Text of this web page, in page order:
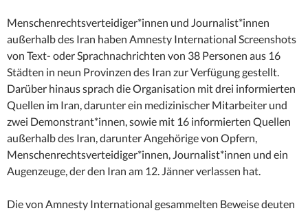
Menschenrechtsverteidiger*innen und Journalist*innen
außerhalb des Iran haben Amnesty International Screenshots
von Text- oder Sprachnachrichten von 38 Personen aus 16
Städten in neun Provinzen des Iran zur Verfügung gestellt.
Darüber hinaus sprach die Organisation mit drei informierten
Quellen im Iran, darunter ein medizinischer Mitarbeiter und
zwei Demonstrant*innen, sowie mit 16 informierten Quellen
außerhalb des Iran, darunter Angehörige von Opfern,
Menschenrechtsverteidiger*innen, Journalist*innen und ein
Augenzeuge, der den Iran am 12. Jänner verlassen hat.
Die von Amnesty International gesammelten Beweise deuten